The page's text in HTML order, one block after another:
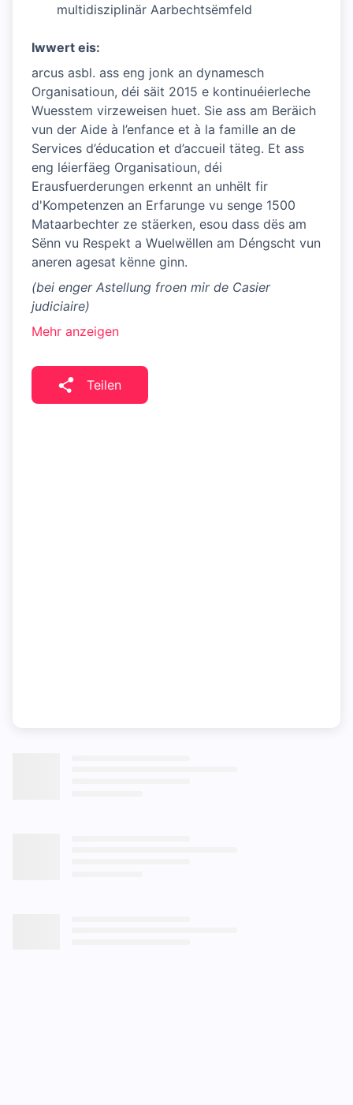
multidisziplinär Aarbechtsëmfeld
Iwwert eis:
arcus asbl. ass eng jonk an dynamesch
Organisatioun, déi säit 2015 e kontinuéierleche
Wuesstem virzeweisen huet. Sie ass am Beräich
vun der Aide à l’enfance et à la famille an de
Services d’éducation et d’accueil täteg. Et ass
eng léierfäeg Organisatioun, déi
Erausfuerderungen erkennt an unhëlt fir
d'Kompetenzen an Erfarunge vu senge 1500
Mataarbechter ze stäerken, esou dass dës am
Sënn vu Respekt a Wuelwëllen am Déngscht vun
aneren agesat kënne ginn.
(bei enger Astellung froen mir de Casier
judiciaire)
Mehr anzeigen
Teilen